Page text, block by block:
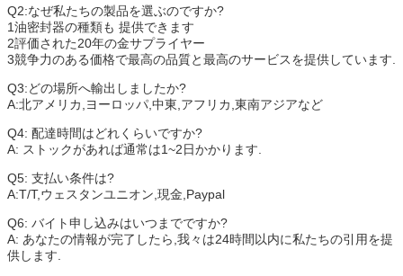
Q2:なぜ私たちの製品を選ぶのですか?
1油密封器の種類も 提供できます
2評価された20年の金サプライヤー
3競争力のある価格で最高の品質と最高のサービスを提供しています.
Q3:どの場所へ輸出しましたか?
A:北アメリカ,ヨーロッパ,中東,アフリカ,東南アジアなど
Q4: 配達時間はどれくらいですか?
A: ストックがあれば通常は1~2日かかります.
Q5: 支払い条件は?
A:T/T,ウェスタンユニオン,現金,Paypal
Q6: バイト申し込みはいつまでですか?
A: あなたの情報が完了したら,我々は24時間以内に私たちの引用を提
供します.